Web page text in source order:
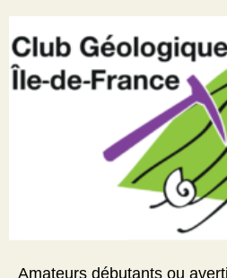
Amateurs débutants ou